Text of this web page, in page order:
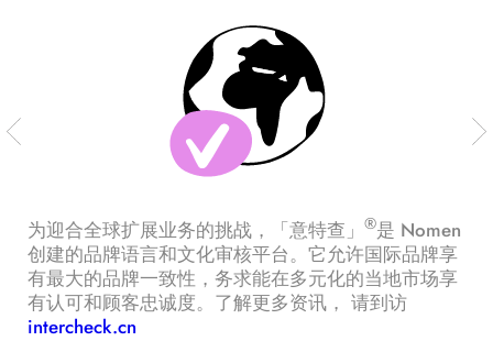
为迎合全球扩展业务的挑战，「意特查」 ®是 Nomen
创建的品牌语言和文化审核平台。它允许国际品牌享
有最大的品牌一致性，务求能在多元化的当地市场享
有认可和顾客忠诚度。了解更多资讯， 请到访
intercheck.cn